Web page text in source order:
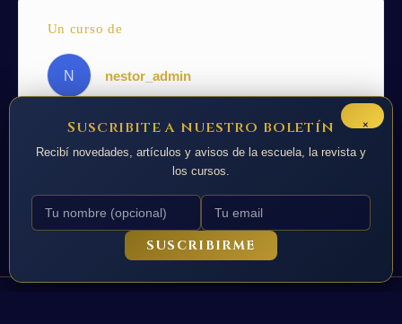
Un curso de
N nestor_admin
×
Suscribite a nuestro boletín
Recibí novedades, artículos y avisos de la escuela, la revista y
los cursos.
SUSCRIBIRME